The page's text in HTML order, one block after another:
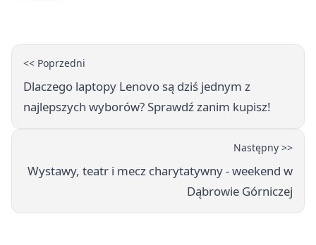
<< Poprzedni
Dlaczego laptopy Lenovo są dziś jednym z
najlepszych wyborów? Sprawdź zanim kupisz!
Następny >>
Wystawy, teatr i mecz charytatywny - weekend w
Dąbrowie Górniczej